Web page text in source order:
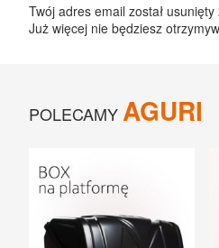
BAGAŻNIKI BAZOWE
JET
UCHWYTY ROWEROWE NA
FIRMA
Twój adres email został
Już więcej nie będziesz
POLECAMYAGURI